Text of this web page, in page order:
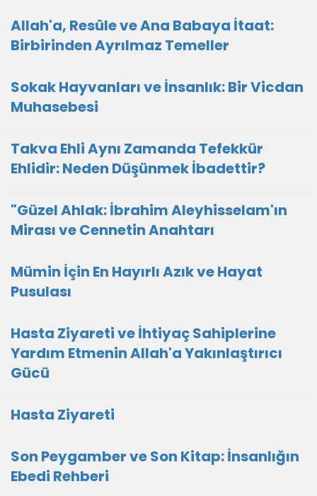
Allah'a, Resûle ve Ana Babaya İtaat:
Birbirinden Ayrılmaz Temeller
Sokak Hayvanları ve İnsanlık: Bir Vicdan
Muhasebesi
Takva Ehli Aynı Zamanda Tefekkür
Ehlidir: Neden Düşünmek İbadettir?
"Güzel Ahlak: İbrahim Aleyhisselam'ın
Mirası ve Cennetin Anahtarı
Mümin İçin En Hayırlı Azık ve Hayat
Pusulası
Hasta Ziyareti ve İhtiyaç Sahiplerine
Yardım Etmenin Allah'a Yakınlaştırıcı
Gücü
Hasta Ziyareti
Son Peygamber ve Son Kitap: İnsanlığın
Ebedi Rehberi